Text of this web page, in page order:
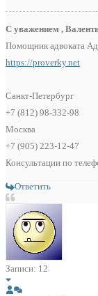
С уважением ,
Помощник адвоката
https://proverky.net
Санкт-Петербург
+7 (812) 98-332-98
Москва
+7 (905) 223-12-47
Консультации по
Ответить
Записи: 12